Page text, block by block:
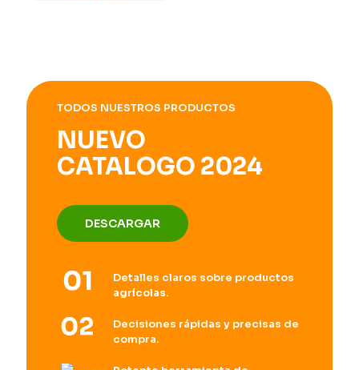
TODOS NUESTROS PRODUCTOS
NUEVO
CATALOGO 2024
DESCARGAR
Detalles claros sobre productos
agrícolas.
Decisiones rápidas y precisas de
compra.